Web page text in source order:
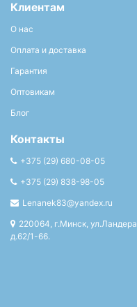
Клиентам
О нас
Оплата и доставка
Гарантия
Оптовикам
Блог
Контакты
+375 (29) 680-08-05
+375 (29) 838-98-05
Lenanek83@yandex.ru
220064, г.Минск, ул.Ландера
д.62/1-66.